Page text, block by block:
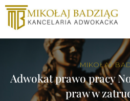
MIKOŁAJ
Adwokat prawo pracy
praw w